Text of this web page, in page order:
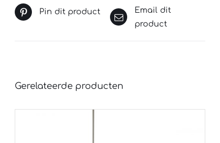
Pin dit product
Email dit
product
Gerelateerde producten